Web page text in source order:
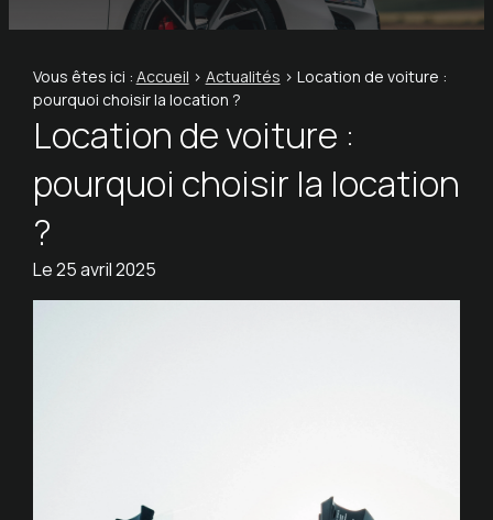
Vous êtes ici : Accueil > Actualités > Location de voiture :
pourquoi choisir la location ?
Location de voiture :
pourquoi choisir la location
?
Le25 avril 2025